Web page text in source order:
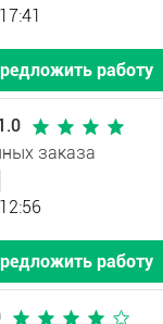
работу
заказа
работу